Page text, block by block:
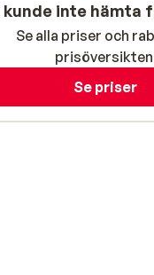
kunde inte hämta
Se alla priser och
Se priser